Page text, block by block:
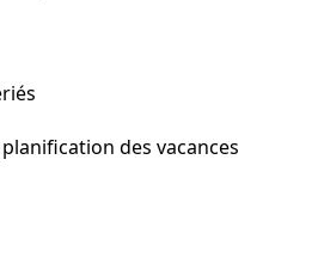
des vacances